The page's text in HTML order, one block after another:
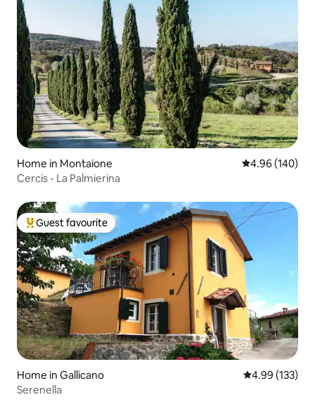
Home in Montaione 4.96 out of 5
4.96 (140)
Cercis - La Palmierina
Top guest favourite
Guest favourite
Home in Gallicano 4.99 out of 5
4.99 (133)
Serenella